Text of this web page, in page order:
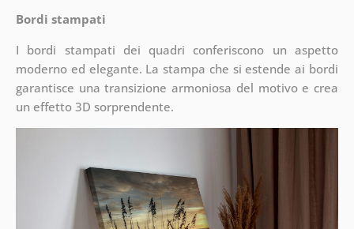
Bordi stampati
I bordi stampati dei quadri conferiscono un aspetto
moderno ed elegante. La stampa che si estende ai bordi
garantisce una transizione armoniosa del motivo e crea
un effetto 3D sorprendente.